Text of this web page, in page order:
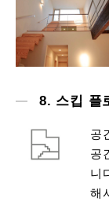
8. 스킵 플
공
공
니
해